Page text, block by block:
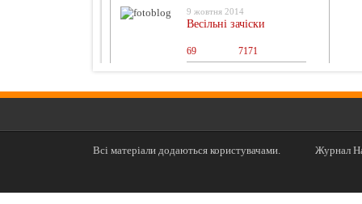
9 жовтня 2014
Весільні зачіски
69 7171
Всі матеріали додаються користувачами. Журнал